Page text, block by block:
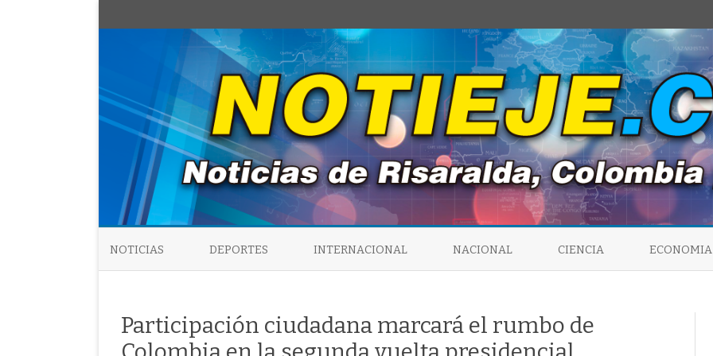
NOTICIAS DEPORTES INTERNACIONAL NACIONAL CIENCIA ECONOMIA
Participación ciudadana marcará el rumbo de